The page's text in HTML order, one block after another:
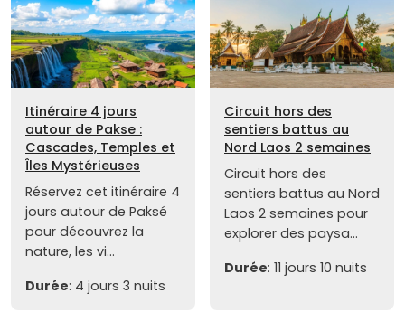
Itinéraire 4 jours
autour de Pakse :
Cascades, Temples et
Îles Mystérieuses
Réservez cet itinéraire 4
jours autour de Paksé
pour découvrez la
nature, les vi...
Durée: 4 jours 3 nuits
Circuit hors des
sentiers battus au
Nord Laos 2 semaines
Circuit hors des
sentiers battus au Nord
Laos 2 semaines pour
explorer des paysa...
Durée: 11 jours 10 nuits